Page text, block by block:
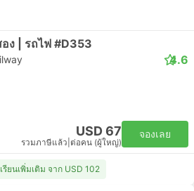
ง | รถไฟ #D353
4.6
USD 67
รวมภาษีแล้ว ต่อคน (ผู้ใหญ่)
จองเลย
รียนเพิ่มเติม จาก USD 102